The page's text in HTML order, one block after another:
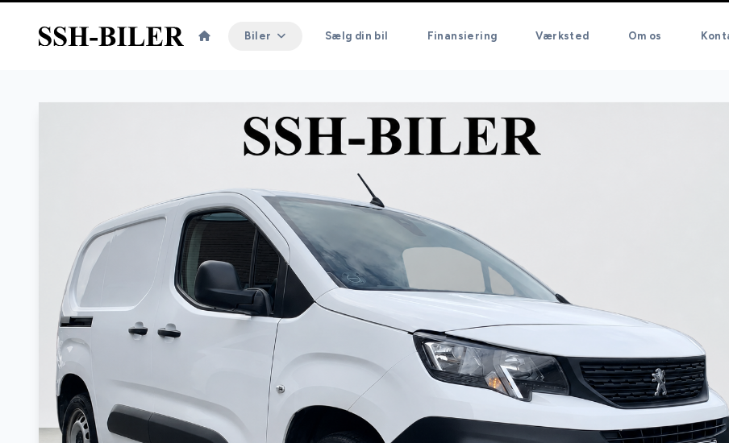
Biler Sælg din bil Finansiering Værksted Om os